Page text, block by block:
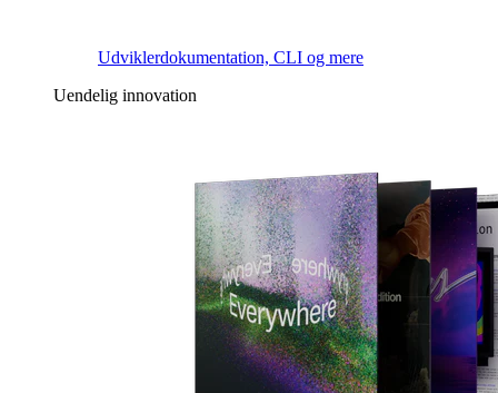
Udviklerdokumentation, CLI og mere
Uendelig innovation